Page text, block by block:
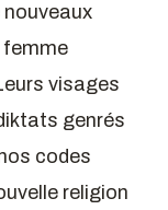
femme
visages
genrés
codes
religion